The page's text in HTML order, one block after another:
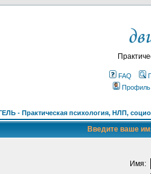
FAQ
Профиль
- Практическая психология, НЛП,
Введите ваше
Имя: